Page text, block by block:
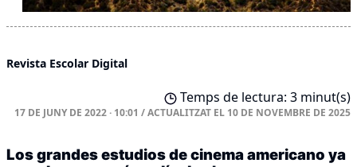
Revista Escolar Digital
Temps de lectura: 3 minut(s)
17 DE JUNY DE 2022 · 10:01 /ACTUALITZAT EL 10 DE NOVEMBRE DE 2025
Los grandes estudios de cinema americano ya